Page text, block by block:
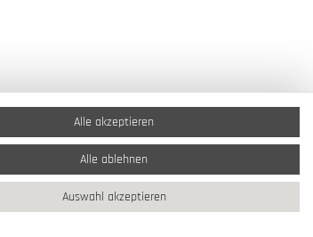
Alle akzeptieren
Alle ablehnen
Auswahl akzeptieren